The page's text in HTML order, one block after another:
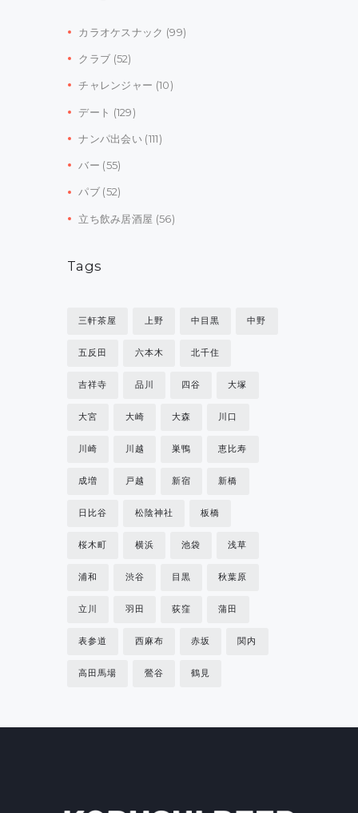
カラオケスナック (99)
クラブ (52)
チャレンジャー (10)
デート (129)
ナンパ出会い (111)
バー (55)
パブ(52)
立ち飲み居酒屋 (56)
Tags
三軒茶屋 上野 中目黒 中野
五反田 六本木 北千住
吉祥寺 品川 四谷 大塚
大宮 大崎 大森 川口
川崎 川越 巣鴨 恵比寿
成増 戸越 新宿 新橋
日比谷 松陰神社 板橋
桜木町 横浜 池袋 浅草
浦和 渋谷 目黒 秋葉原
立川 羽田 荻窪 蒲田
表参道 西麻布 赤坂 関内
高田馬場 鶯谷 鶴見